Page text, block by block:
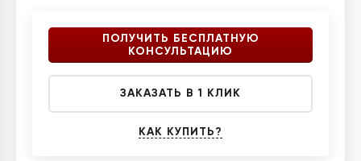
ПОЛУЧИТЬ БЕСПЛАТНУЮ
КОНСУЛЬТАЦИЮ
ЗАКАЗАТЬ В 1 КЛИК
КАК КУПИТЬ?